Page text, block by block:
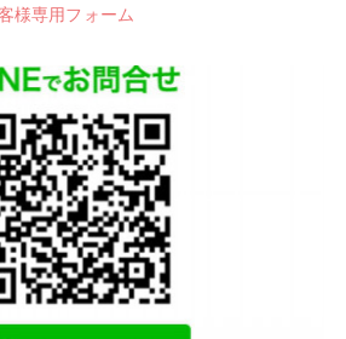
様専用フォーム